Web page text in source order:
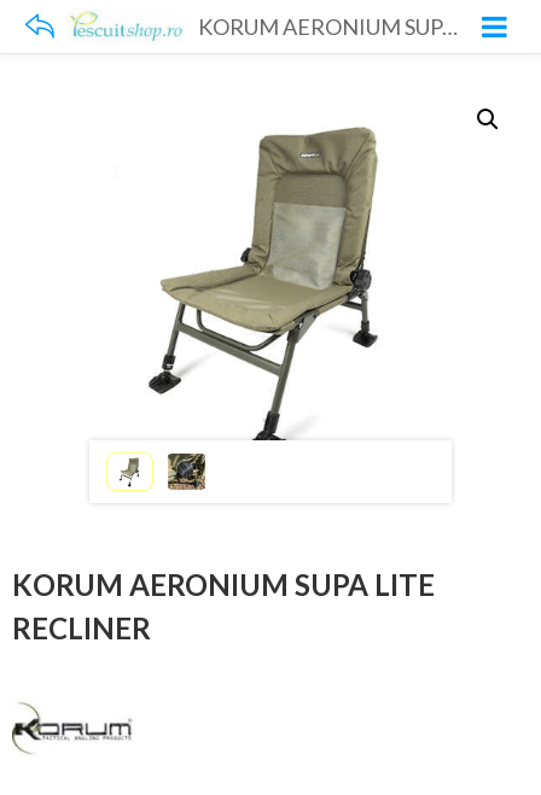
KORUM AERONIUM SUPA LITE RECLINER
KORUM AERONIUM SUPA LITE
RECLINER